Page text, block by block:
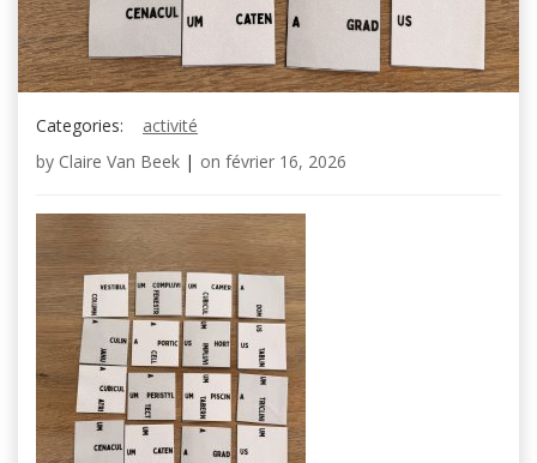
Categories:
activité
by Claire Van Beek | on février 16, 2026